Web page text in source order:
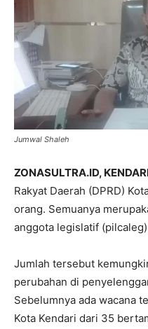
Jumwal Shaleh
ZONASULTRA.ID,
Rakyat Daerah (DPRD)
orang. Semuanya
anggota legislatif
Jumlah tersebut
perubahan di
Sebelumnya ada wacana
Kota Kendari dari 35